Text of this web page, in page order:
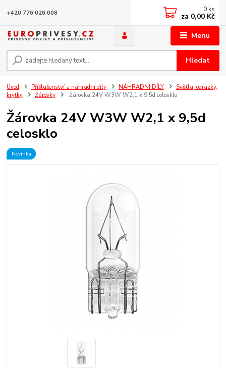
Menu
Hledat
+420 776 026 008 0 ks
za 0,00 Kč
Úvod Příšlušenství a náhradní díly NÁHRADNÍ DÍLY
Světla, odrazky,
krytky
Žárovky Žárovka 24V W3W W2,1 x 9,5d celosklo
Žárovka 24V W3W W2,1 x 9,5d
celosklo
Novinka